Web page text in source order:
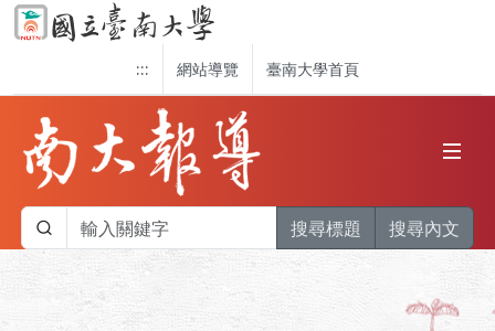
::: 網站導覽 臺南大學首頁
搜尋標題 搜尋內文